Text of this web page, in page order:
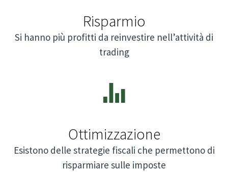
Risparmio
Si hanno più profitti da reinvestire nell’attività di
trading
Ottimizzazione
Esistono delle strategie fiscali che permettono di
risparmiare sulle imposte